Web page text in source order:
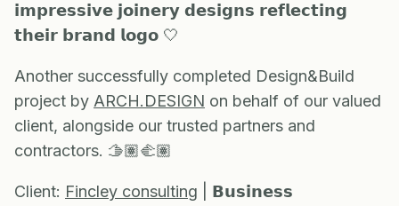
𝗶𝗺𝗽𝗿𝗲𝘀𝘀𝗶𝘃𝗲 𝗷𝗼𝗶𝗻𝗲𝗿𝘆 𝗱𝗲𝘀𝗶𝗴𝗻𝘀 𝗿𝗲𝗳𝗹𝗲𝗰𝘁𝗶𝗻𝗴
𝘁𝗵𝗲𝗶𝗿 𝗯𝗿𝗮𝗻𝗱 𝗹𝗼𝗴𝗼 🤍
Another successfully completed Design&Build
project by ARCH.DESIGN on behalf of our valued
client, alongside our trusted partners and
contractors. 🫱🏽‍🫲🏽
Client: Fincley consulting | 𝗕𝘂𝘀𝗶𝗻𝗲𝘀𝘀